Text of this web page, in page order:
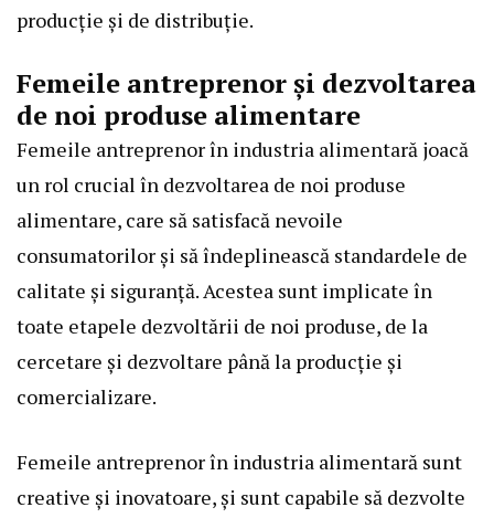
producție și de distribuție.
Femeile antreprenor și dezvoltarea
de noi produse alimentare
Femeile antreprenor în industria alimentară joacă
un rol crucial în dezvoltarea de noi produse
alimentare, care să satisfacă nevoile
consumatorilor și să îndeplinească standardele de
calitate și siguranță. Acestea sunt implicate în
toate etapele dezvoltării de noi produse, de la
cercetare și dezvoltare până la producție și
comercializare.
Femeile antreprenor în industria alimentară sunt
creative și inovatoare, și sunt capabile să dezvolte